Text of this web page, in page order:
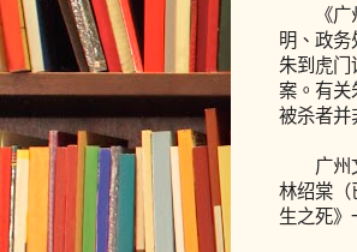
《广州
明、政
朱到虎
案。有关
被杀者并
广州文
林绍棠（
生之死》